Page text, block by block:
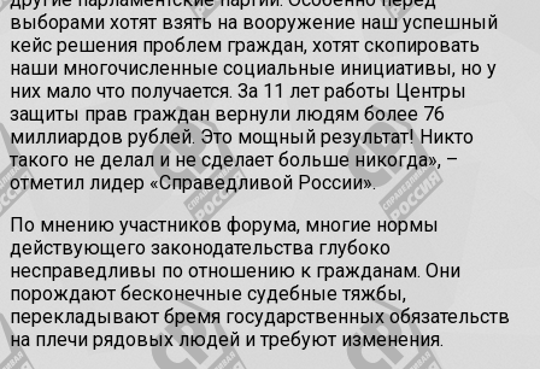
выборами хотят взять на вооружение наш успешный
кейс решения проблем граждан, хотят скопировать
наши многочисленные социальные инициативы, но у
них мало что получается. За 11 лет работы Центры
защиты прав граждан вернули людям более 76
миллиардов рублей. Это мощный результат! Никто
такого не делал и не сделает больше никогда», –
отметил лидер «Справедливой России».
По мнению участников форума, многие нормы
действующего законодательства глубоко
несправедливы по отношению к гражданам. Они
порождают бесконечные судебные тяжбы,
перекладывают бремя государственных обязательств
на плечи рядовых людей и требуют изменения.